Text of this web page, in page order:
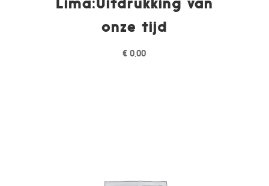
onze tijd
€ 0,00